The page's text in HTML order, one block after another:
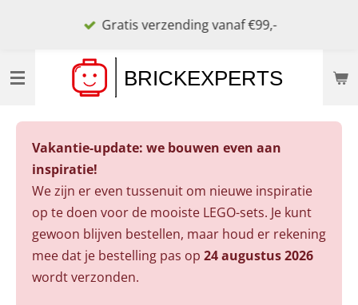
de
Gratis verzending vanaf €99,-
Vakantie-update: we bouwen even aan
inspiratie!
We zijn er even tussenuit om nieuwe inspiratie
op te doen voor de mooiste LEGO-sets. Je kunt
gewoon blijven bestellen, maar houd er rekening
mee dat je bestelling pas op 24 augustus 2026
wordt verzonden.